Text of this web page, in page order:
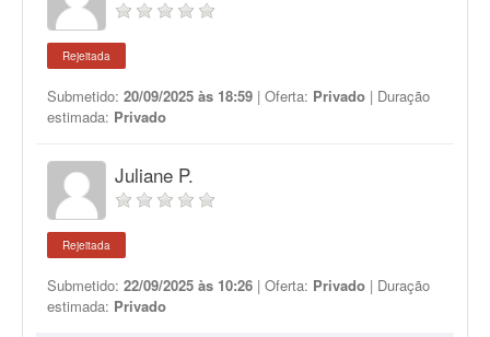
Rejeitada
Submetido: 20/09/2025 às 18:59 | Oferta: Privado | Duração
estimada: Privado
Juliane P.
Rejeitada
Submetido: 22/09/2025 às 10:26 | Oferta: Privado | Duração
estimada: Privado